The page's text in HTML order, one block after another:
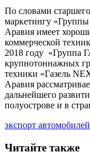
По словами
маркетингу
Аравия имеет
коммерческой
2018 году «Группа
крупнотоннажных
техники «Газель
Аравия
дальнейшего
полуострове и в
экспорт автомобилей
Читайте также